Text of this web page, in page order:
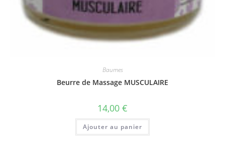
Baumes
Beurre de Massage MUSCULAIRE
14,00 €
Ajouter au panier